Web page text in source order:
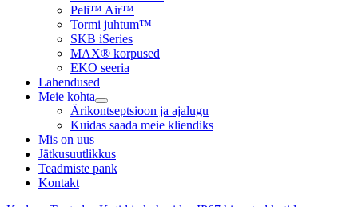
Peli™ Air™
Tormi juhtum™
SKB iSeries
MAX® korpused
EKO seeria
Lahendused
Meie kohta
Ärikontseptsioon ja ajalugu
Kuidas saada meie kliendiks
Mis on uus
Jätkusuutlikkus
Teadmiste pank
Kontakt